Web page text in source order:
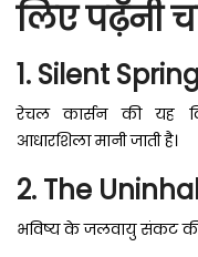
लिए पढ़नी
1. Silent
रेचल कार्सन की यह
आधारशिला मानी जाती है।
2. The
भविष्य के जलवायु संकट की